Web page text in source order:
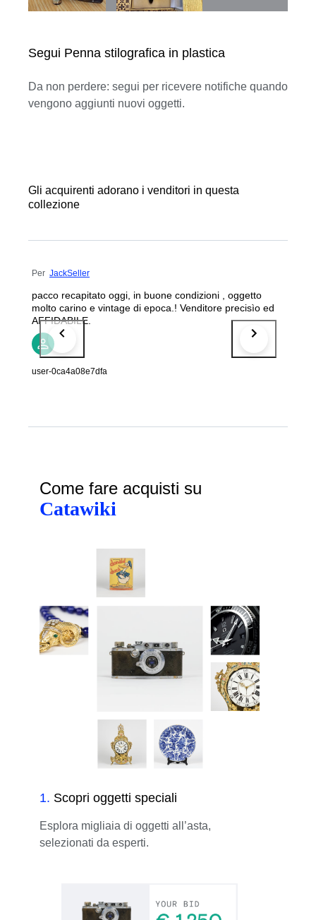
Segui Penna stilografica in plastica
Da non perdere: segui per ricevere notifiche quando
vengono aggiunti nuovi oggetti.
Gli acquirenti adorano i venditori in questa
collezione
Per JackSeller
pacco recapitato oggi, in buone condizioni , oggetto
molto carino e vintage di epoca.! Venditore precisìo ed
AFFIDABILE.
user-0ca4a08e7dfa
Come fare acquisti su
Catawiki
1. Scopri oggetti speciali
Esplora migliaia di oggetti all’asta,
selezionati da esperti.